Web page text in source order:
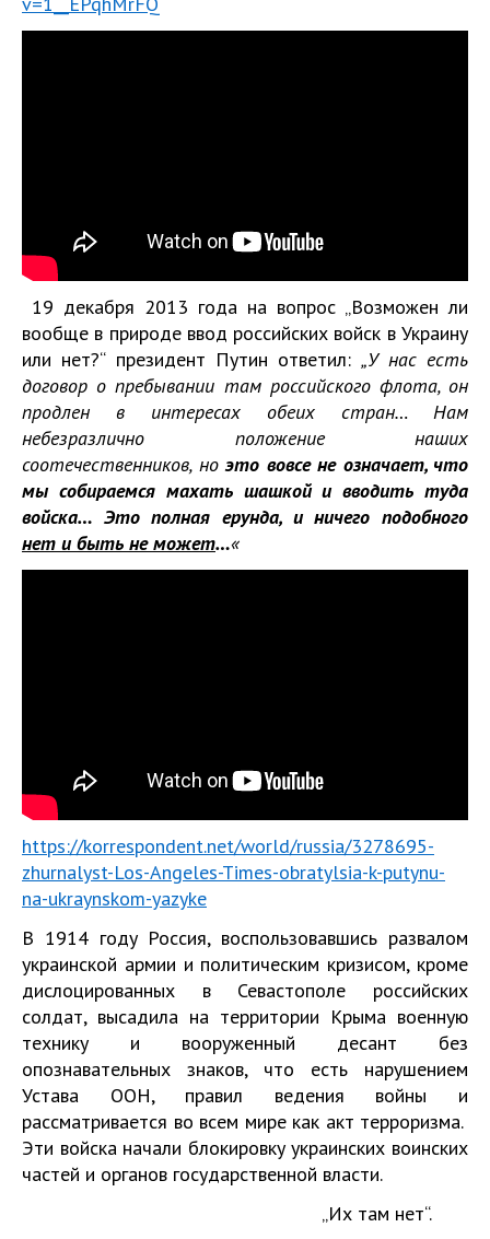
19 декабря 2013 года на вопрос „Возможен ли
вообще в природе ввод российских войск в Украину
или нет?“ президент Путин ответил:„У нас есть
договор о пребывании там российского флота, он
продлен в интересах обеих стран… Нам
небезразлично положение наших
соотечественников, ноэто вовсе не означает, что
мы собираемся махать шашкой и вводить туда
войска… Это полная ерунда, и ничего подобного
нет и быть не может…«
https://korrespondent.net/world/russia/3278695-
zhurnalyst-Los-Angeles-Times-obratylsia-k-putynu-
na-ukraynskom-yazyke
В 1914 году Россия, воспользовавшись развалом
украинской армии и политическим кризисом, кроме
дислоцированных в Севастополе российских
солдат, высадила на территории Крыма военную
технику и вооруженный десант без
опознавательных знаков, что есть нарушением
Устава ООН, правил ведения войны и
рассматривается во всем мире как акт терроризма.
Эти войска начали блокировку украинских воинских
частей и органов государственной власти.
„Их там нет“.